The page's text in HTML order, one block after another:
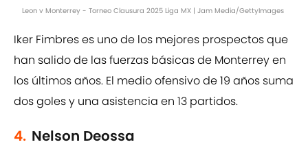
Leon v Monterrey - Torneo Clausura 2025 Liga MX | Jam Media/GettyImages
Iker Fimbres es uno de los mejores prospectos que
han salido de las fuerzas básicas de Monterrey en
los últimos años. El medio ofensivo de 19 años suma
dos goles y una asistencia en 13 partidos.
4. Nelson Deossa